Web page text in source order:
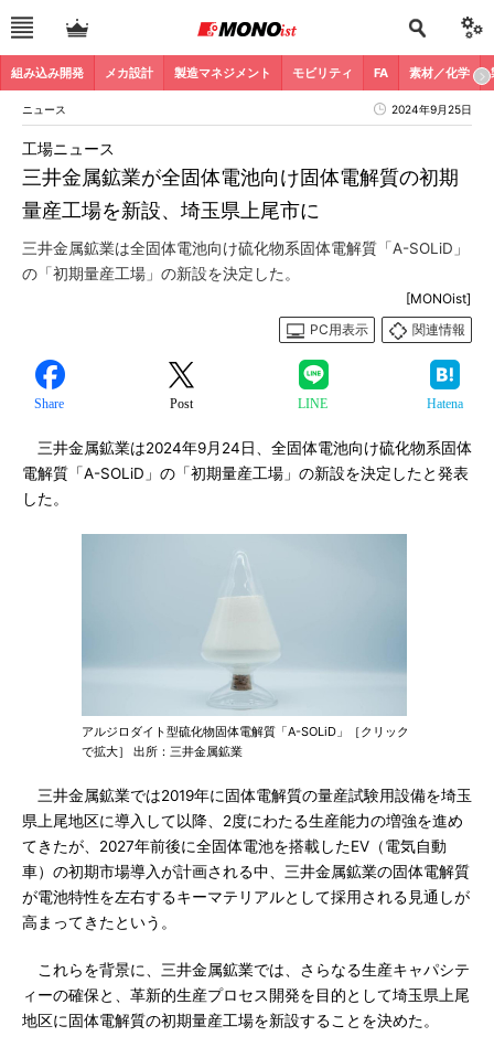
組み込み開発 メカ設計 製造マネジメント モビリティ FA 素材／化学
ニュース 2024年9月25日
三井金属鉱業が全固体電池向け固体電解質の初期
量産工場を新設、埼玉県上尾市に
工場ニュース
三井金属鉱業は全固体電池向け硫化物系固体電解質「A-SOLiD」
の「初期量産工場」の新設を決定した。
[MONOist]
PC用表示
関連情報
Share Post LINE Hatena
三井金属鉱業は2024年9月24日、全固体電池向け硫化物系固体
電解質「A-SOLiD」の「初期量産工場」の新設を決定したと発表
した。
アルジロダイト型硫化物固体電解質「A-SOLiD」［クリック
で拡大］ 出所：三井金属鉱業
三井金属鉱業では2019年に固体電解質の量産試験用設備を埼玉
県上尾地区に導入して以降、2度にわたる生産能力の増強を進め
てきたが、2027年前後に全固体電池を搭載したEV（電気自動
車）の初期市場導入が計画される中、三井金属鉱業の固体電解質
が電池特性を左右するキーマテリアルとして採用される見通しが
高まってきたという。
これらを背景に、三井金属鉱業では、さらなる生産キャパシテ
ィーの確保と、革新的生産プロセス開発を目的として埼玉県上尾
地区に固体電解質の初期量産工場を新設することを決めた。